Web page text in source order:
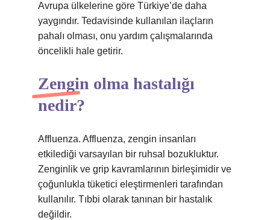
Avrupa ülkelerine göre Türkiye’de daha
yaygındır. Tedavisinde kullanılan ilaçların
pahalı olması, onu yardım çalışmalarında
öncelikli hale getirir.
Zengin olma hastalığı
nedir?
Affluenza. Affluenza, zengin insanları
etkilediği varsayılan bir ruhsal bozukluktur.
Zenginlik ve grip kavramlarının birleşimidir ve
çoğunlukla tüketici eleştirmenleri tarafından
kullanılır. Tıbbi olarak tanınan bir hastalık
değildir.